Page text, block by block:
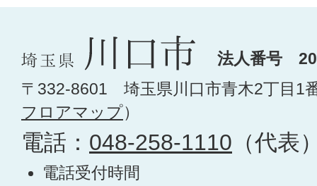
法人番号
〒332-8601 埼玉県川口市青木2丁目1
フロアマップ）
電話： 048-258-1110 （代表
電話受付時間